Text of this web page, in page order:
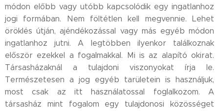
módon előbb vagy utóbb kapcsolódik egy ingatlanhoz
jogi formában. Nem föltétlen kell megvennie. Lehet
öröklés útján, ajéndékozással vagy más egyéb módon
ingatlanhoz jutni. A legtöbben ilyenkor találkoznak
először ezekkel a fogalmakkal. Mi is az alapító okirat.
Társasházaknál a tulajdoni viszonyokat írja le.
Természetesen a jog egyéb tarületein is használjuk,
most csak az itt használatossal foglalkozom. A
társasház mint fogalom egy tulajdonosi közösséget